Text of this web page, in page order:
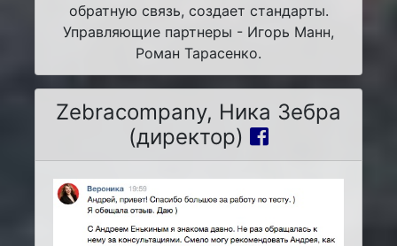
обратную связь, создает стандарты.
Управляющие партнеры - Игорь Манн,
Роман Тарасенко.
Zebracompany, Ника Зебра
(директор)